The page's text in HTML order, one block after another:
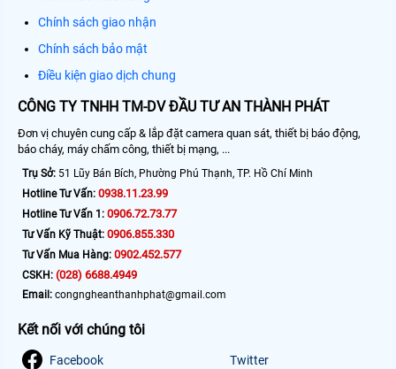
Chính sách giao nhận
Chính sách bảo mật
Điều kiện giao dịch chung
CÔNG TY TNHH TM-DV ĐẦU TƯ AN THÀNH PHÁT
Đơn vị chuyên cung cấp & lắp đặt camera quan sát, thiết bị báo động,
báo cháy, máy chấm công, thiết bị mạng, ...
Trụ Sở: 51 Lũy Bán Bích, Phường Phú Thạnh, TP. Hồ Chí Minh
Hotline Tư Vấn: 0938.11.23.99
Hotline Tư Vấn 1: 0906.72.73.77
Tư Vấn Kỹ Thuật: 0906.855.330
Tư Vấn Mua Hàng: 0902.452.577
CSKH: (028) 6688.4949
Email: congngheanthanhphat@gmail.com
Kết nối với chúng tôi
Facebook Twitter